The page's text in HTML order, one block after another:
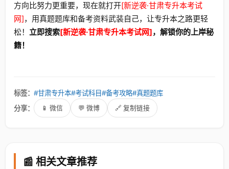
方向比努力更重要，现在就打开[新逆袭·甘肃专升本考试
网]，用真题题库和备考资料武装自己，让专升本之路更轻
松！ 立即搜索[新逆袭·甘肃专升本考试网]，解锁你的上岸秘
籍！
标签： #甘肃专升本#考试科目#备考攻略#真题题库
分享：
📱 微信 💬 微博 🔗 复制链接
📰 相关文章推荐